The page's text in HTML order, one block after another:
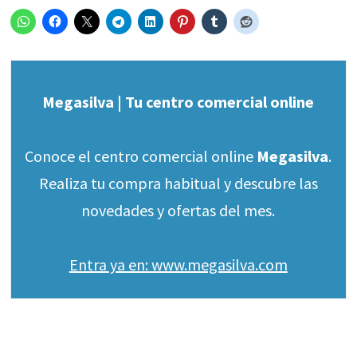
Megasilva | Tu centro comercial online
Conoce el centro comercial online Megasilva.
Realiza tu compra habitual y descubre las
novedades y ofertas del mes.
Entra ya en: www.megasilva.com